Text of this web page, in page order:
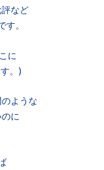
など
す。
に
。)
ような
に